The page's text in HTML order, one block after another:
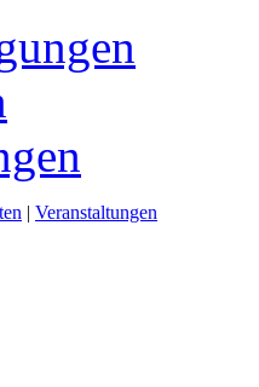
| Veranstaltungen